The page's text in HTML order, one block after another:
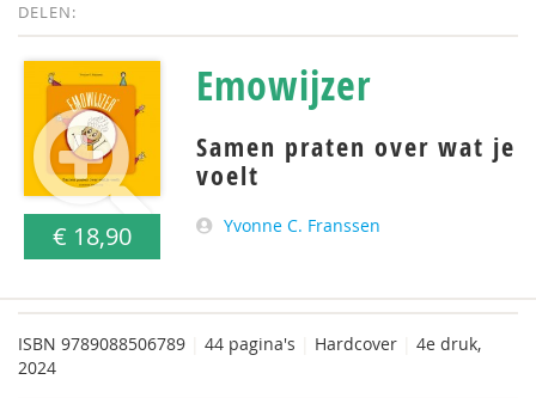
DELEN:
€ 18,90
Emowijzer
Samen praten over wat je
voelt
Yvonne C. Franssen
ISBN 9789088506789 44 pagina's Hardcover
4e druk,
2024